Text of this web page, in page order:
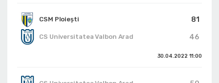
CSM Ploiești
81
46
CS Universitatea Valbon Arad
30.04.2022 11:00